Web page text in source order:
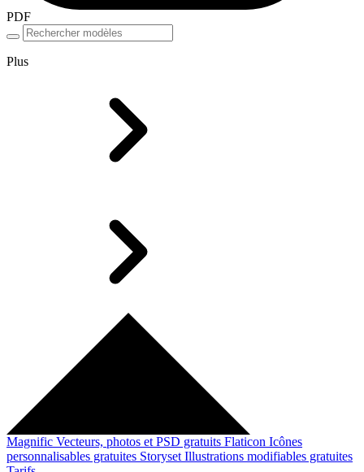
PDF
Plus
Magnific Vecteurs, photos et PSD gratuits Flaticon Icônes
personnalisables gratuites Storyset Illustrations modifiables gratuites